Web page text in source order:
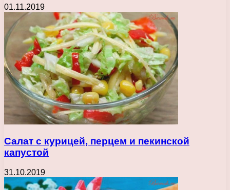
01.11.2019
Салат с курицей, перцем и пекинской
капустой
31.10.2019